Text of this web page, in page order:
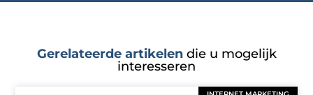
Gerelateerde artikelendie u mogelijk
interesseren